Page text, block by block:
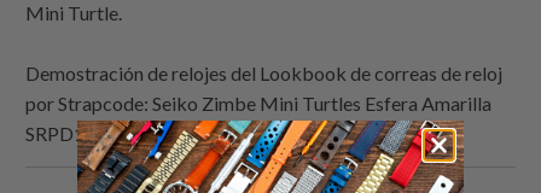
Mini Turtle.
Demostración de relojes del Lookbook de correas de reloj
porStrapcode: Seiko Zimbe Mini Turtles Esfera Amarilla
SRPD19 Edición Limitada